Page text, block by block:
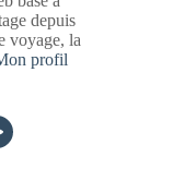
depuis
voyage, la
profil